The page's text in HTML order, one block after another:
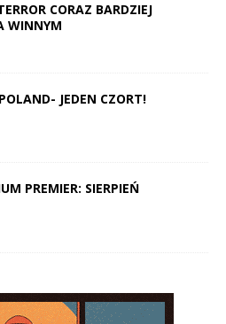
CORAZ BARDZIEJ
WINNYM
JEDEN CZORT!
PREMIER: SIERPIEŃ